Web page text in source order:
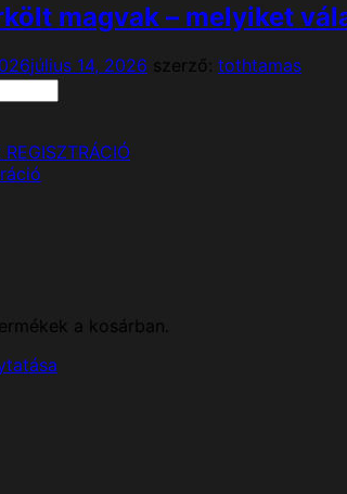
a kosárban.
magvak – melyiket
július 14, 2026 szerző: tothtamas